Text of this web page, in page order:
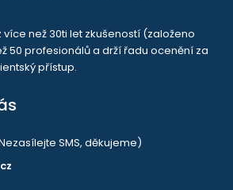
více než 30ti let zkušeností (založeno
50 profesionálů a drží řadu ocenění za
přístup.
SMS, děkujeme)